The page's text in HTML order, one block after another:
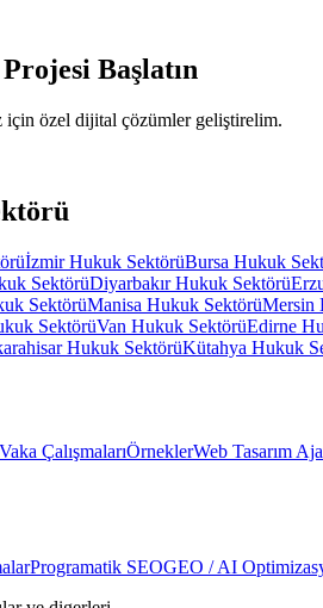
Projesi Başlatın
için özel dijital çözümler geliştirelim.
İzmir Hukuk SektörüBursa Hukuk
SektörüDiyarbakır Hukuk Sektörü
SektörüManisa Hukuk SektörüMersin
SektörüVan Hukuk SektörüEdirne
Hukuk SektörüKütahya Hukuk
Vaka ÇalışmalarıÖrneklerWeb Tasarım
Programatik SEOGEO / AI